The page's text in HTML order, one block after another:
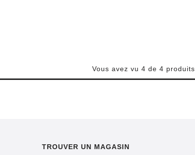
Vous avez vu 4 de 4 produits.
TROUVER UN MAGASIN